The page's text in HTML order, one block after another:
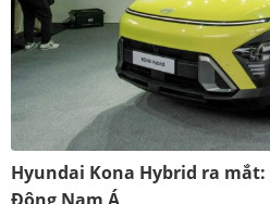
Hyundai Kona Hybrid ra mắt: